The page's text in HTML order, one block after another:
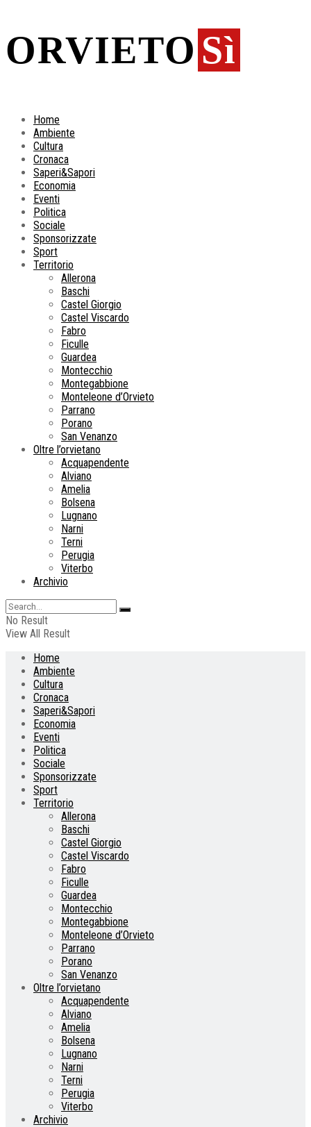
ORVIETO Sì
Home
Ambiente
Cultura
Cronaca
Saperi&Sapori
Economia
Eventi
Politica
Sociale
Sponsorizzate
Sport
Territorio
Allerona
Baschi
Castel Giorgio
Castel Viscardo
Fabro
Ficulle
Guardea
Montecchio
Montegabbione
Monteleone d’Orvieto
Parrano
Porano
San Venanzo
Oltre l’orvietano
Acquapendente
Alviano
Amelia
Bolsena
Lugnano
Narni
Terni
Perugia
Viterbo
Archivio
No Result
View All Result
Home
Ambiente
Cultura
Cronaca
Saperi&Sapori
Economia
Eventi
Politica
Sociale
Sponsorizzate
Sport
Territorio
Allerona
Baschi
Castel Giorgio
Castel Viscardo
Fabro
Ficulle
Guardea
Montecchio
Montegabbione
Monteleone d’Orvieto
Parrano
Porano
San Venanzo
Oltre l’orvietano
Acquapendente
Alviano
Amelia
Bolsena
Lugnano
Narni
Terni
Perugia
Viterbo
Archivio